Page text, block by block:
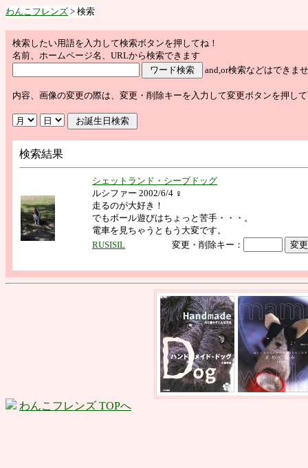
わんこフレンズ > 検索
検索したい用語を入力して検索ボタンを押してね！
名前、ホームページ名、URLから検索できます
and,or検索などはできま
内容、画像の変更の際は、変更・削除キーを入力して変更ボタンを押し
検索結果
シェットランド・シープドッグ
ルシファー 2002/6/4 ♀
走るのが大好き！
でもボール遊びはちょっと苦手・・・。
電車を見ちゃうともう大変です。
RUSISIL
変更・削除キー：
わんこフレンズ TOPへ